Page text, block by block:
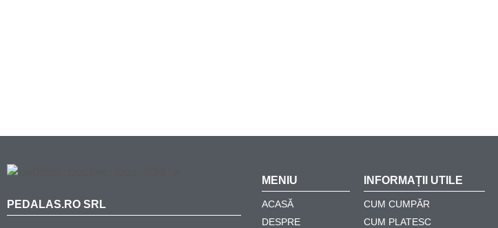
PEDALAS.RO SRL
MENIU
ACASĂ
DESPRE
INFORMAȚII UTILE
CUM CUMPĂR
CUM PLATESC